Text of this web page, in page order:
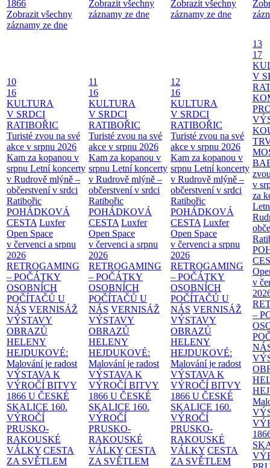
1866
Zobrazit všechny
záznamy ze dne
Zobrazit všechny
záznamy ze dne
Zobrazit všechny
záznamy ze dne
10
16
KULTURA
V SRDCI
RATIBOŘIC
Turisté zvou na své
akce v srpnu 2026
Kam za kopanou v
srpnu Letní koncerty
v Rudrově mlýně –
občerstvení v srdci
Ratibořic
POHÁDKOVÁ
CESTA Luxfer
Open Space
v červenci a srpnu
2026
RETROGAMING
– POČÁTKY
OSOBNÍCH
POČÍTAČŮ U
NÁS VERNISÁŽ
VÝSTAVY
OBRAZŮ
HELENY
HEJDUKOVÉ:
Malování je radost
VÝSTAVA K
VÝROČÍ BITVY
1866 U ČESKÉ
SKALICE 160.
VÝROČÍ
PRUSKO-
RAKOUSKÉ
VÁLKY CESTA
ZA SVĚTLEM
11
16
KULTURA
V SRDCI
RATIBOŘIC
Turisté zvou na své
akce v srpnu 2026
Kam za kopanou v
srpnu Letní koncerty
v Rudrově mlýně –
občerstvení v srdci
Ratibořic
POHÁDKOVÁ
CESTA Luxfer
Open Space
v červenci a srpnu
2026
RETROGAMING
– POČÁTKY
OSOBNÍCH
POČÍTAČŮ U
NÁS VERNISÁŽ
VÝSTAVY
OBRAZŮ
HELENY
HEJDUKOVÉ:
Malování je radost
VÝSTAVA K
VÝROČÍ BITVY
1866 U ČESKÉ
SKALICE 160.
VÝROČÍ
PRUSKO-
RAKOUSKÉ
VÁLKY CESTA
ZA SVĚTLEM
12
16
KULTURA
V SRDCI
RATIBOŘIC
Turisté zvou na své
akce v srpnu 2026
Kam za kopanou v
srpnu Letní koncerty
v Rudrově mlýně –
občerstvení v srdci
Ratibořic
POHÁDKOVÁ
CESTA Luxfer
Open Space
v červenci a srpnu
2026
RETROGAMING
– POČÁTKY
OSOBNÍCH
POČÍTAČŮ U
NÁS VERNISÁŽ
VÝSTAVY
OBRAZŮ
HELENY
HEJDUKOVÉ:
Malování je radost
VÝSTAVA K
VÝROČÍ BITVY
1866 U ČESKÉ
SKALICE 160.
VÝROČÍ
PRUSKO-
RAKOUSKÉ
VÁLKY CESTA
ZA SVĚTLEM
13
17
V
v
za
v
–